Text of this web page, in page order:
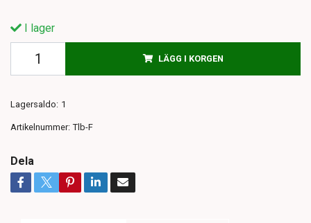
I lager
LÄGG I KORGEN
Lagersaldo: 1
Artikelnummer: Tlb-F
Dela